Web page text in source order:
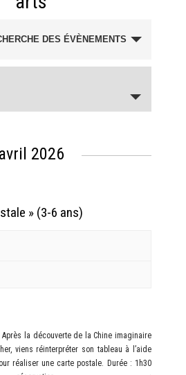
DES ÉVÈNEMENTS
avril 2026
» (3-6 ans)
la découverte de la Chine imaginaire
viens réinterpréter son tableau à l’aide
réaliser une carte postale. Durée : 1h30